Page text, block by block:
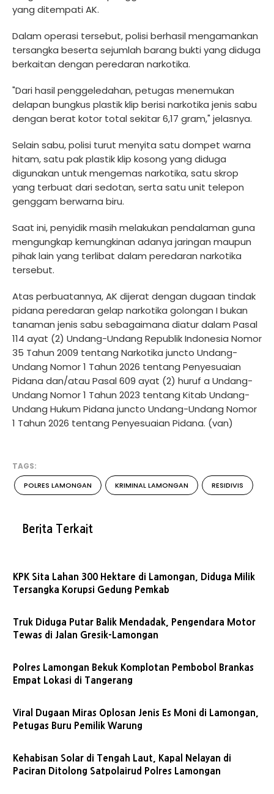
yang ditempati AK.
Dalam operasi tersebut, polisi berhasil mengamankan
tersangka beserta sejumlah barang bukti yang diduga
berkaitan dengan peredaran narkotika.
"Dari hasil penggeledahan, petugas menemukan
delapan bungkus plastik klip berisi narkotika jenis sabu
dengan berat kotor total sekitar 6,17 gram," jelasnya.
Selain sabu, polisi turut menyita satu dompet warna
hitam, satu pak plastik klip kosong yang diduga
digunakan untuk mengemas narkotika, satu skrop
yang terbuat dari sedotan, serta satu unit telepon
genggam berwarna biru.
Saat ini, penyidik masih melakukan pendalaman guna
mengungkap kemungkinan adanya jaringan maupun
pihak lain yang terlibat dalam peredaran narkotika
tersebut.
Atas perbuatannya, AK dijerat dengan dugaan tindak
pidana peredaran gelap narkotika golongan I bukan
tanaman jenis sabu sebagaimana diatur dalam Pasal
114 ayat (2) Undang-Undang Republik Indonesia Nomor
35 Tahun 2009 tentang Narkotika juncto Undang-
Undang Nomor 1 Tahun 2026 tentang Penyesuaian
Pidana dan/atau Pasal 609 ayat (2) huruf a Undang-
Undang Nomor 1 Tahun 2023 tentang Kitab Undang-
Undang Hukum Pidana juncto Undang-Undang Nomor
1 Tahun 2026 tentang Penyesuaian Pidana. (van)
TAGS:
POLRES LAMONGAN KRIMINAL LAMONGAN RESIDIVIS
Berita Terkait
KPK Sita Lahan 300 Hektare di Lamongan, Diduga Milik
Tersangka Korupsi Gedung Pemkab
Truk Diduga Putar Balik Mendadak, Pengendara Motor
Tewas di Jalan Gresik-Lamongan
Polres Lamongan Bekuk Komplotan Pembobol Brankas
Empat Lokasi di Tangerang
Viral Dugaan Miras Oplosan Jenis Es Moni di Lamongan,
Petugas Buru Pemilik Warung
Kehabisan Solar di Tengah Laut, Kapal Nelayan di
Paciran Ditolong Satpolairud Polres Lamongan